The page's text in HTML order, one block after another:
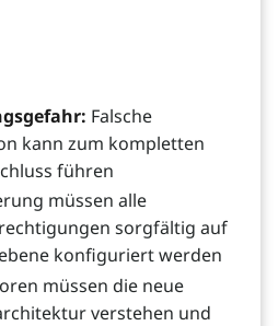
Falsche
kann zum kompletten
führen
müssen alle
sorgfältig auf
konfiguriert werden
müssen die neue
verstehen und